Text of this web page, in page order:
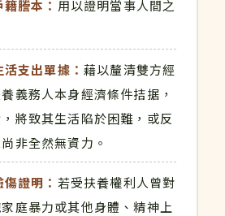
謄本： 用以證明當事人間之
活支出單據：藉以釐清雙方經
義務人本身經濟條件拮据，
將致其生活陷於困難，或反
非全然無資力。
證明： 若受扶養權利人曾對
庭暴力或其他身體、精神上